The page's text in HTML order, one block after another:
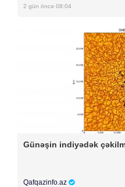
2 gün öncə 08:04
Günəşin indiyədək
Qafqazinfo.az